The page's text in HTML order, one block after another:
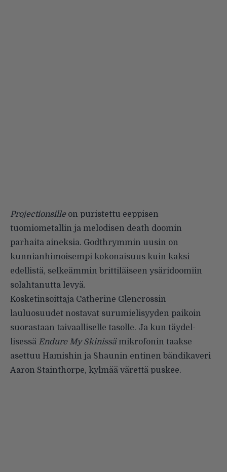
Projectionsille on puristettu eep­pisen
tuomiometallin ja melodisen death doomin
parhaita aineksia. Godthrymmin uusin on
kunnianhi­moisempi kokonaisuus kuin kaksi
edellistä, selkeämmin brittiläiseen ysäridoomiin
solahtanutta levyä.
Kosketinsoittaja Catherine Glencrossin
lauluosuudet nostavat surumielisyyden paikoin
suorastaan taivaalliselle tasolle. Ja kun täydel­
lisessä Endure My Skinissä mikro­fonin taakse
asettuu Hamishin ja Shaunin entinen bändikaveri
Aaron Stainthorpe, kylmää värettä puskee.